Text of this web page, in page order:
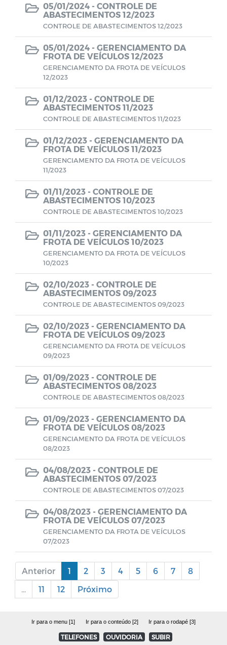
Farmácia de Medicamentos Especiais
Estagiários
Unidades de Saúde
Pareceres do TCE-PB
SELEÇÃO DE GESTORES ESCOLARES E
GESTORES ESCOLARES ADJUNTOS
Documentos
LEILÃO
Estoque Farmácia Básica - Lei
Coronavírus (COVID-19)
Editais
Perfil Socioeconômico
Gerenciamento de Frotas e Máquinas
Iluminação
Processo Seletivo
CUIDADOR SOCIAL VOLUNTÁRIO
Consulta Pública Virtual - PPA e LOA
05/01/2024 - CONTROLE DE
ABASTECIMENTOS 12/2023
CONTROLE DE ABASTECIMENTOS 12/2023
05/01/2024 - GERENCIAMENTO DA
FROTA DE VEÍCULOS 12/2023
GERENCIAMENTO DA FROTA DE VEÍCULOS
12/2023
01/12/2023 - CONTROLE DE
ABASTECIMENTOS 11/2023
CONTROLE DE ABASTECIMENTOS 11/2023
01/12/2023 - GERENCIAMENTO DA
FROTA DE VEÍCULOS 11/2023
GERENCIAMENTO DA FROTA DE VEÍCULOS
11/2023
01/11/2023 - CONTROLE DE
ABASTECIMENTOS 10/2023
CONTROLE DE ABASTECIMENTOS 10/2023
01/11/2023 - GERENCIAMENTO DA
FROTA DE VEÍCULOS 10/2023
GERENCIAMENTO DA FROTA DE VEÍCULOS
10/2023
02/10/2023 - CONTROLE DE
ABASTECIMENTOS 09/2023
CONTROLE DE ABASTECIMENTOS 09/2023
02/10/2023 - GERENCIAMENTO DA
FROTA DE VEÍCULOS 09/2023
GERENCIAMENTO DA FROTA DE VEÍCULOS
09/2023
01/09/2023 - CONTROLE DE
ABASTECIMENTOS 08/2023
CONTROLE DE ABASTECIMENTOS 08/2023
01/09/2023 - GERENCIAMENTO DA
FROTA DE VEÍCULOS 08/2023
GERENCIAMENTO DA FROTA DE VEÍCULOS
08/2023
04/08/2023 - CONTROLE DE
ABASTECIMENTOS 07/2023
CONTROLE DE ABASTECIMENTOS 07/2023
04/08/2023 - GERENCIAMENTO DA
FROTA DE VEÍCULOS 07/2023
GERENCIAMENTO DA FROTA DE VEÍCULOS
07/2023
Anterior 1 2 3 4 5 6 7
8
11 12 Próximo
Ir para o menu [1] Ir para o conteúdo [2] Ir para o rodapé [3]
TELEFONES OUVIDORIA SUBIR